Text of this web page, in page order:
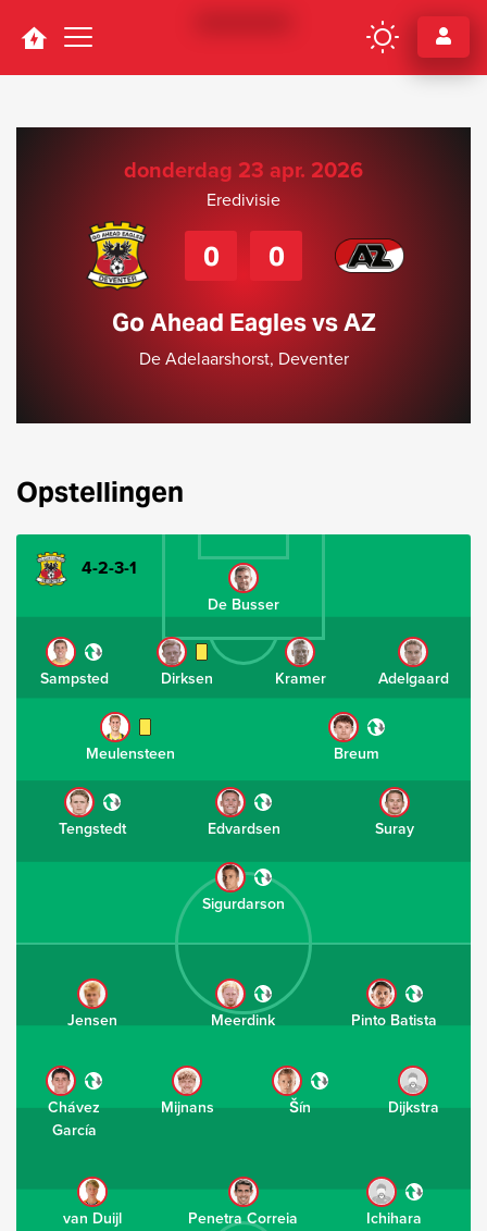
Navigation
donderdag 23 apr. 2026
Eredivisie
0 0
Go Ahead Eagles vs AZ
De Adelaarshorst, Deventer
Opstellingen
4-2-3-1
De Busser
Sampsted Dirksen Kramer Adelgaard
Meulensteen Breum
Tengstedt Edvardsen Suray
Sigurdarson
Ichihara
Penetra Correia
van Duijl
Dijkstra
Šín
Mijnans
Chávez
García
Pinto Batista
Meerdink
Jensen